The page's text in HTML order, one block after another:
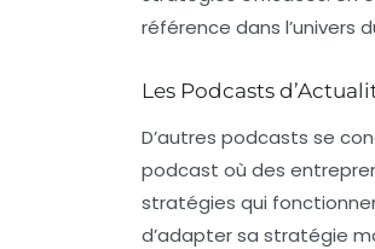
référence dans l’univers
Les Podcasts
D’autres podcasts se
podcast où des
stratégies qui
d’adapter sa stratégie